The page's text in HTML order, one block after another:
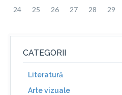
24 25 26 27 28 29
CATEGORII
Literatură
Arte vizuale